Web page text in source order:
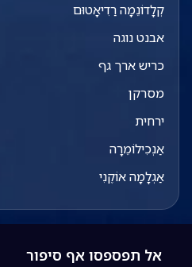
קְלָדוֹנֵמָה רַדִיאָטוּם
אבנט נוגה
כריש ארך גף
מסרקן
ירחית
אַנְכִילוֹמֵרָה
אַגְלָמָה אוֹקֶנִי
אל תפספסו אף סיפור